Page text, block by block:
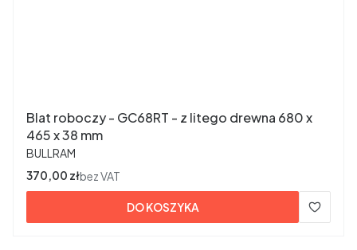
Blat roboczy - GC68RT - z litego drewna 680 x
465 x 38 mm
PRODUCENT
BULLRAM
Cena
370,00 złbez VAT
DO KOSZYKA